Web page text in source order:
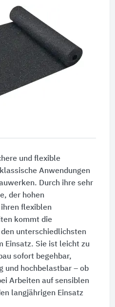
und flexible
Anwendungen
Durch ihre sehr
der hohen
flexiblen
kommt die
unterschiedlichsten
Einsatz. Sie ist leicht zu
sofort begehbar,
und hochbelastbar – ob
Arbeiten auf sensiblen
langjährigen Einsatz